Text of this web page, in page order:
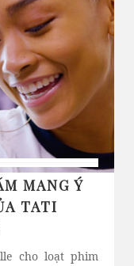
MANG Ý
TATI
cho loạt phim